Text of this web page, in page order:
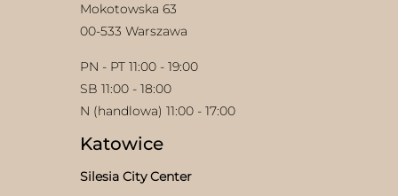
Mokotowska 63
00-533 Warszawa
PN - PT 11:00 - 19:00
SB 11:00 - 18:00
N (handlowa) 11:00 - 17:00
Katowice
Silesia City Center